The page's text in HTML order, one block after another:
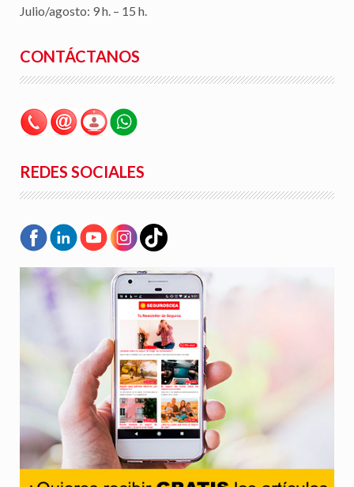
Julio/agosto: 9 h. – 15 h.
CONTÁCTANOS
REDES SOCIALES